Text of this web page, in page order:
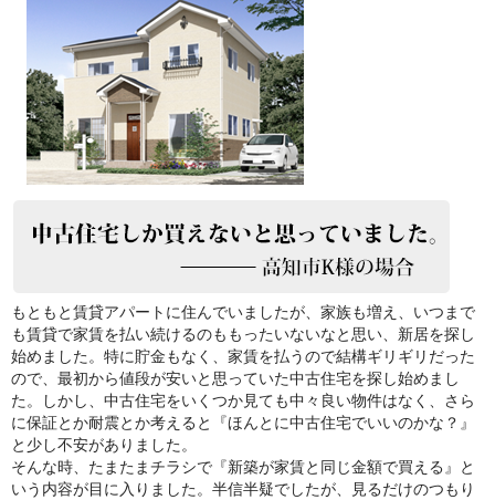
もともと賃貸アパートに住んでいましたが、家族も増え、いつまで
も賃貸で家賃を払い続けるのももったいないなと思い、新居を探し
始めました。特に貯金もなく、家賃を払うので結構ギリギリだった
ので、最初から値段が安いと思っていた中古住宅を探し始めまし
た。しかし、中古住宅をいくつか見ても中々良い物件はなく、さら
に保証とか耐震とか考えると『ほんとに中古住宅でいいのかな？』
と少し不安がありました。
そんな時、たまたまチラシで『新築が家賃と同じ金額で買える』と
いう内容が目に入りました。半信半疑でしたが、見るだけのつもり